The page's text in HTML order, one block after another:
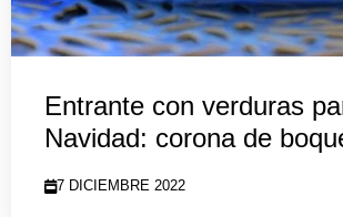
Entrante con verduras
Navidad: corona de
7 DICIEMBRE 2022